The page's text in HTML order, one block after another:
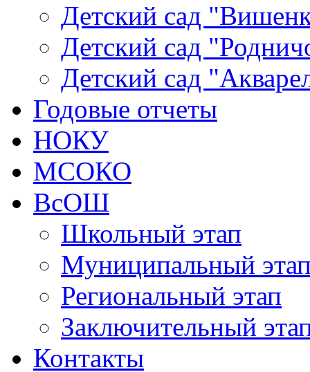
Детский сад
Детский сад
Детский сад
Годовые отчеты
НОКУ
МСОКО
ВсОШ
Школьный этап
Муниципальный
Региональный этап
Заключительный
Контакты